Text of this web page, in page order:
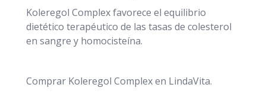
Koleregol Complex favorece el equilibrio
dietético terapéutico de las tasas de colesterol
en sangre y homocisteína.
Comprar Koleregol Complex en LindaVita.